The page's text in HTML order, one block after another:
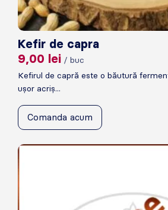
Kefir de capra
9,00 lei / buc
Kefirul de capră este o băutură
ușor acriș...
Comanda acum